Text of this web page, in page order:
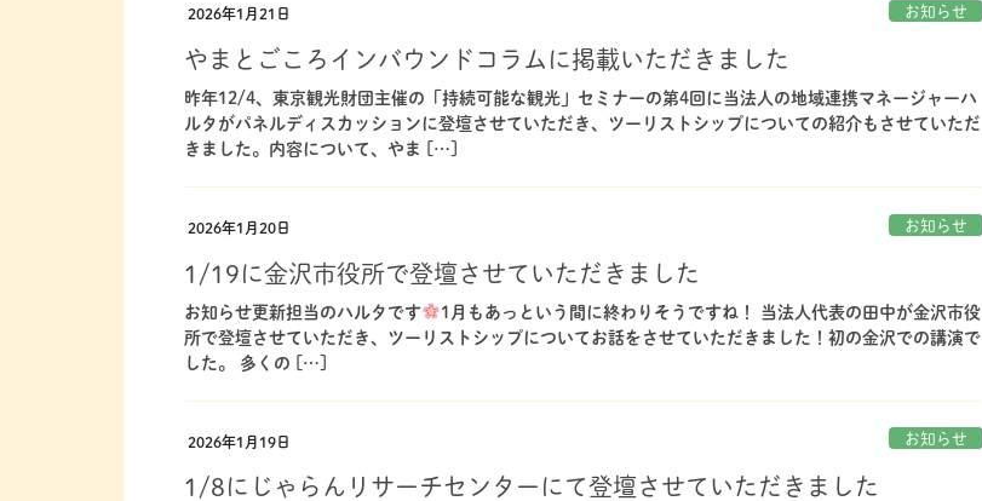
2026年1月21日 お知らせ
やまとごころインバウンドコラムに掲載いただきました
昨年12/4、東京観光財団主催の「持続可能な観光」セミナーの第4回に当法人の地域連携マネージャーハ
ルタがパネルディスカッションに登壇させていただき、ツーリストシップについての紹介もさせていただ
きました。内容について、やま […]
2026年1月20日 お知らせ
1/19に金沢市役所で登壇させていただきました
お知らせ更新担当のハルタです
1月もあっという間に終わりそうですね！ 当法人代表の田中が金沢市役
所で登壇させていただき、ツーリストシップについてお話をさせていただきました！初の金沢での講演で
した。 多くの […]
2026年1月19日 お知らせ
1/8にじゃらんリサーチセンターにて登壇させていただきました